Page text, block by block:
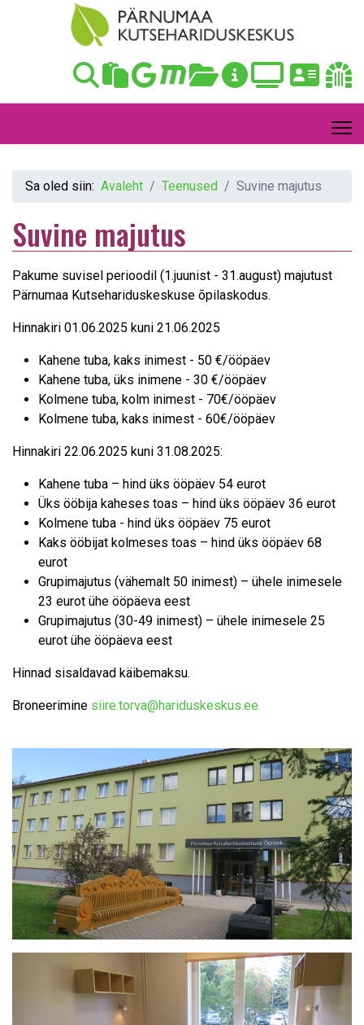
Sa oled siin: Avaleht Teenused Suvine majutus
Suvine majutus
Pakume suvisel perioodil (1.juunist - 31.august) majutust
Pärnumaa Kutsehariduskeskuse õpilaskodus.
Hinnakiri 01.06.2025 kuni 21.06.2025
Kahene tuba, kaks inimest - 50 €/ööpäev
Kahene tuba, üks inimene - 30 €/ööpäev
Kolmene tuba, kolm inimest - 70€/ööpäev
Kolmene tuba, kaks inimest - 60€/ööpäev
Hinnakiri 22.06.2025 kuni 31.08.2025:
Kahene tuba – hind üks ööpäev 54 eurot
Üks ööbija kaheses toas – hind üks ööpäev 36 eurot
Kolmene tuba - hind üks ööpäev 75 eurot
Kaks ööbijat kolmeses toas – hind üks ööpäev 68
eurot
Grupimajutus (vähemalt 50 inimest) – ühele inimesele
23 eurot ühe ööpäeva eest
Grupimajutus (30-49 inimest) – ühele inimesele 25
eurot ühe ööpäeva eest
Hinnad sisaldavad käibemaksu.
Broneerimine siire.torva@hariduskeskus.ee